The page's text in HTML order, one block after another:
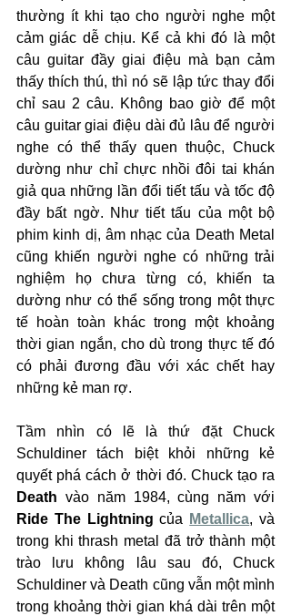
thường ít khi tạo cho người nghe một
cảm giác dễ chịu. Kể cả khi đó là một
câu guitar đầy giai điệu mà bạn cảm
thấy thích thú, thì nó sẽ lập tức thay đổi
chỉ sau 2 câu. Không bao giờ để một
câu guitar giai điệu dài đủ lâu để người
nghe có thể thấy quen thuộc, Chuck
dường như chỉ chực nhồi đôi tai khán
giả qua những lần đổi tiết tấu và tốc độ
đầy bất ngờ. Như tiết tấu của một bộ
phim kinh dị, âm nhạc của Death Metal
cũng khiến người nghe có những trải
nghiệm họ chưa từng có, khiến ta
dường như có thể sống trong một thực
tế hoàn toàn khác trong một khoảng
thời gian ngắn, cho dù trong thực tế đó
có phải đương đầu với xác chết hay
những kẻ man rợ.
Tầm nhìn có lẽ là thứ đặt Chuck
Schuldiner tách biệt khỏi những kẻ
Death
Ride The Lightning của Metallica, và
trong khi thrash metal đã trở thành một
trào lưu không lâu sau đó, Chuck
Schuldiner và Death cũng vẫn một mình
trong khoảng thời gian khá dài trên một